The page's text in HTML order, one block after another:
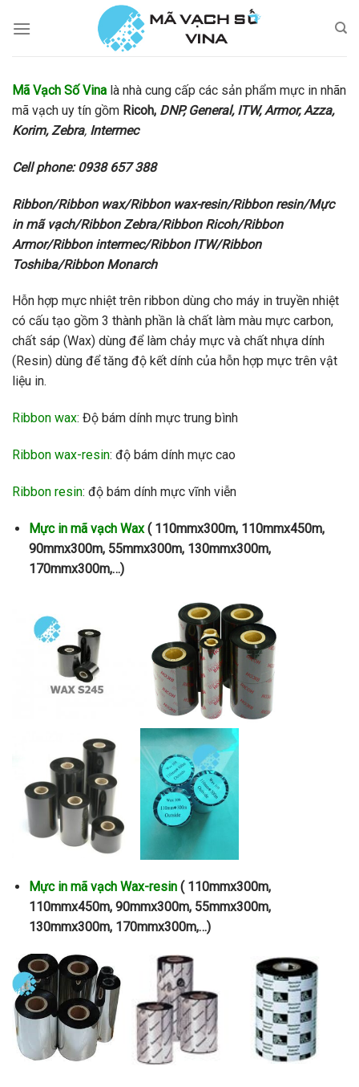
Mã Vạch Số Vina là nhà cung cấp các sản phẩm mực in nhãn
mã vạch uy tín gồm Ricoh, DNP, General, ITW, Armor, Azza,
Korim, Zebra, Intermec
Cell phone: 0938 657 388
Ribbon/Ribbon wax/Ribbon wax-resin/Ribbon resin/Mực
in mã vạch/Ribbon Zebra/Ribbon Ricoh/Ribbon
Armor/Ribbon intermec/Ribbon ITW/Ribbon
Toshiba/Ribbon Monarch
Hỗn hợp mực nhiệt trên ribbon dùng cho máy in truyền nhiệt
có cấu tạo gồm 3 thành phần là chất làm màu mực carbon,
chất sáp (Wax) dùng để làm chảy mực và chất nhựa dính
(Resin) dùng để tăng độ kết dính của hỗn hợp mực trên vật
liệu in.
Ribbon wax: Độ bám dính mực trung bình
Ribbon wax-resin: độ bám dính mực cao
Ribbon resin: độ bám dính mực vĩnh viễn
Mực in mã vạch Wax( 110mmx300m, 110mmx450m,
90mmx300m, 55mmx300m, 130mmx300m,
170mmx300m,…)
Mực in mã vạch Wax-resin( 110mmx300m,
110mmx450m, 90mmx300m, 55mmx300m,
130mmx300m, 170mmx300m,…)